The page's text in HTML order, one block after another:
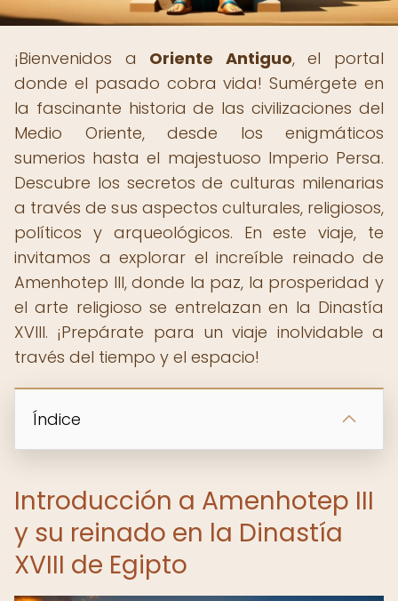
¡Bienvenidos a Oriente Antiguo, el portal
donde el pasado cobra vida! Sumérgete en
la fascinante historia de las civilizaciones del
Medio Oriente, desde los enigmáticos
sumerios hasta el majestuoso Imperio Persa.
Descubre los secretos de culturas milenarias
a través de sus aspectos culturales, religiosos,
políticos y arqueológicos. En este viaje, te
invitamos a explorar el increíble reinado de
Amenhotep III, donde la paz, la prosperidad y
el arte religioso se entrelazan en la Dinastía
XVIII. ¡Prepárate para un viaje inolvidable a
través del tiempo y el espacio!
Índice
Introducción a Amenhotep III
y su reinado en la Dinastía
XVIII de Egipto